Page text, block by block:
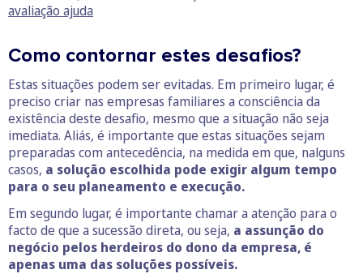
avaliação ajuda
Como contornar estes desafios?
Estas situações podem ser evitadas. Em primeiro lugar, é
preciso criar nas empresas familiares a consciência da
existência deste desafio, mesmo que a situação não seja
imediata. Aliás, é importante que estas situações sejam
preparadas com antecedência, na medida em que, nalguns
casos, a solução escolhida pode exigir algum tempo
para o seu planeamento e execução.
Em segundo lugar, é importante chamar a atenção para o
facto de que a sucessão direta, ou seja, a assunção do
negócio pelos herdeiros do dono da empresa, é
apenas uma das soluções possíveis.